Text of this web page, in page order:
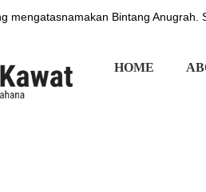
mengatasnamakan Bintang Anugrah.
HOME